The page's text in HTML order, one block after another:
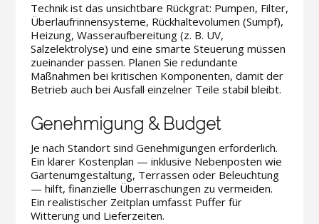
Technik ist das unsichtbare Rückgrat: Pumpen, Filter,
Überlaufrinnensysteme, Rückhaltevolumen (Sumpf),
Heizung, Wasseraufbereitung (z. B. UV,
Salzelektrolyse) und eine smarte Steuerung müssen
zueinander passen. Planen Sie redundante
Maßnahmen bei kritischen Komponenten, damit der
Betrieb auch bei Ausfall einzelner Teile stabil bleibt.
Genehmigung & Budget
Je nach Standort sind Genehmigungen erforderlich.
Ein klarer Kostenplan — inklusive Nebenposten wie
Gartenumgestaltung, Terrassen oder Beleuchtung
— hilft, finanzielle Überraschungen zu vermeiden.
Ein realistischer Zeitplan umfasst Puffer für
Witterung und Lieferzeiten.